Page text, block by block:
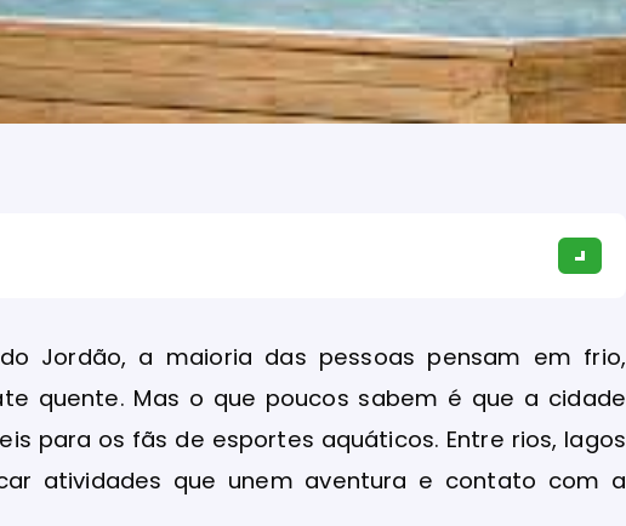
Jordão, a maioria das pessoas pensam em frio,
quente. Mas o que poucos sabem é que a cidade
para os fãs de esportes aquáticos. Entre rios, lagos
atividades que unem aventura e contato com a